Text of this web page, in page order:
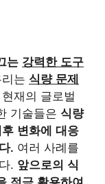
는 강력한 도구
는 식량 문제
재의 글로벌
기술들은 식량
변화에 대응
. 여러 사례를
. 앞으로의 식